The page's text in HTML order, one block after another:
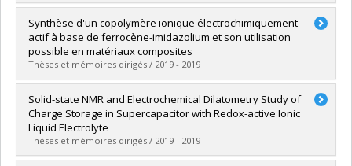
Graduate :Rynne, Olivier
Cycle :Doctoral
Grade :Ph. D.
Lien vers le document dans Papyrus
Synthèse d'un copolymère ionique électrochimiquement
actif à base de ferrocène-imidazolium et son utilisation
possible en matériaux composites
Thèses et mémoires dirigés / 2019 - 2019
Graduate :Skrypnik, Valentyn
Cycle :Master's
Grade :M. Sc.
Lien vers le document dans Papyrus
Solid-state NMR and Electrochemical Dilatometry Study of
Charge Storage in Supercapacitor with Redox-active Ionic
Liquid Electrolyte
Thèses et mémoires dirigés / 2019 - 2019